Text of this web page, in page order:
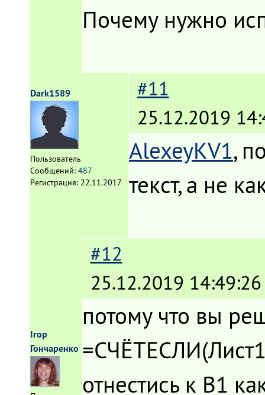
Почему нужно
Dark1589
Пользователь
Сообщений: 487
Регистрация: 22.11.2017
#11
25.12.2019
AlexeyKV1,
текст, а не
Ігор
Гончаренко
#12
25.12.2019 14:49:26
потому что вы
отнестись к В1